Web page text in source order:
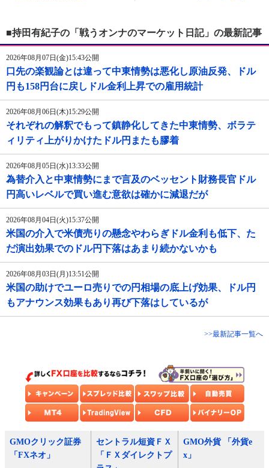
■持田有紀子の「戦うオンナのマーケット日記」の最新記事
2026年08月07日(金)15:43公開
口先の楽観論とは違って中東情勢は悪化し原油反発、ドル
円も158円台に戻しドル金利上昇での雇用統計
2026年08月06日(木)15:29公開
それぞれの解釈でもって鎮静化してきた中東情勢、ボラテ
ィリティ上がりかけたドル円またも膠着
2026年08月05日(水)13:33公開
為替介入と中東情勢にまで言及のベッセント財務長官ドル
円高いレベルで買い進む意欲は確かに減退だが
2026年08月04日(火)15:37公開
米国の介入で米債売りの懸念やわらぎドル金利も低下、た
だ演出効果でのドル円下落はあまり続かないかも
2026年08月03日(月)13:51公開
米国の助けでユーロ売りでの円相場の底上げ効果、ドル円
もアナウンス効果もあり再び下落はしているが
>>最新記事一覧へ
GMOクリック証券
「FXネオ」
セントラル短資ＦＸ
「ＦＸダイレクトプ
GMO外貨 「外貨e
x」